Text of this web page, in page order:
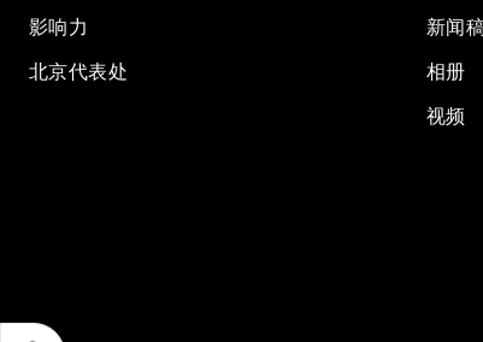
影响力
北京代表处
新闻
相册
视频